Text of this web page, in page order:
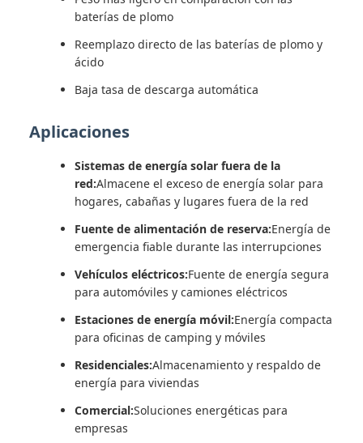
baterías de plomo
Reemplazo directo de las baterías de plomo y
ácido
Baja tasa de descarga automática
Aplicaciones
Sistemas de energía solar fuera de la
red:Almacene el exceso de energía solar para
hogares, cabañas y lugares fuera de la red
Fuente de alimentación de reserva:Energía de
emergencia fiable durante las interrupciones
Vehículos eléctricos:Fuente de energía segura
para automóviles y camiones eléctricos
Estaciones de energía móvil:Energía compacta
para oficinas de camping y móviles
Residenciales:Almacenamiento y respaldo de
energía para viviendas
Comercial:Soluciones energéticas para
empresas